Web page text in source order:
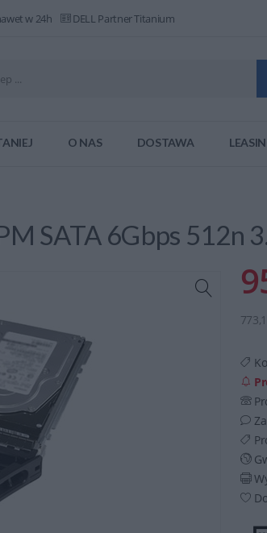
w 24h DELL Partner Titanium
O NAS DOSTAWA
SATA 6Gbps 512n